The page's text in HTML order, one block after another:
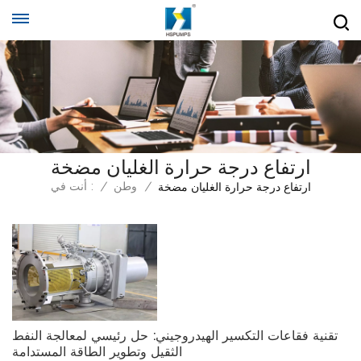
ارتفاع درجة حرارة الغليان مضخة
أنت في : / وطن / ارتفاع درجة حرارة الغليان مضخة
تقنية فقاعات التكسير الهيدروجيني: حل رئيسي لمعالجة النفط
الثقيل وتطوير الطاقة المستدامة